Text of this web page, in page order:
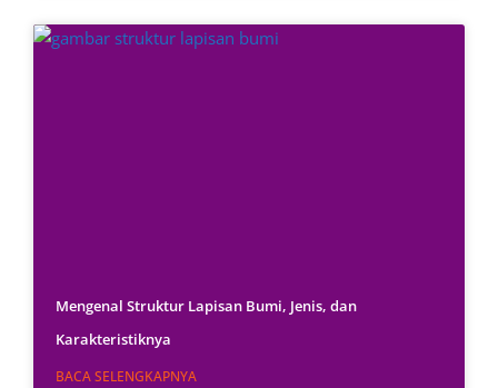
Mengenal Struktur Lapisan Bumi, Jenis, dan
Karakteristiknya
BACA SELENGKAPNYA